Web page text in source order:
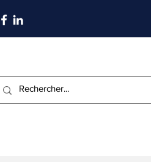
S'abonner aux nouvelles